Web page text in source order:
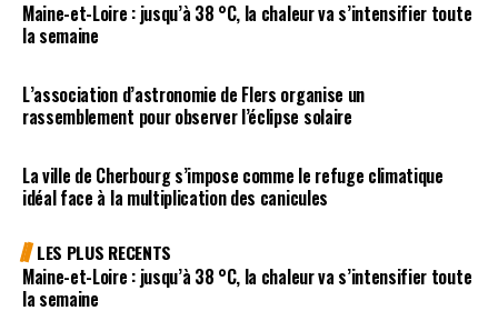
Maine-et-Loire : jusqu’à 38 °C, la chaleur va s’intensifier toute
la semaine
L’association d’astronomie de Flers organise un
rassemblement pour observer l’éclipse solaire
La ville de Cherbourg s’impose comme le refuge climatique
idéal face à la multiplication des canicules
LES PLUS RECENTS
Maine-et-Loire : jusqu’à 38 °C, la chaleur va s’intensifier toute
la semaine